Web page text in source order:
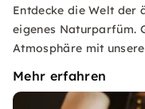
Entdecke die Welt der
eigenes Naturparfüm.
Atmosphäre mit
Mehr erfahren